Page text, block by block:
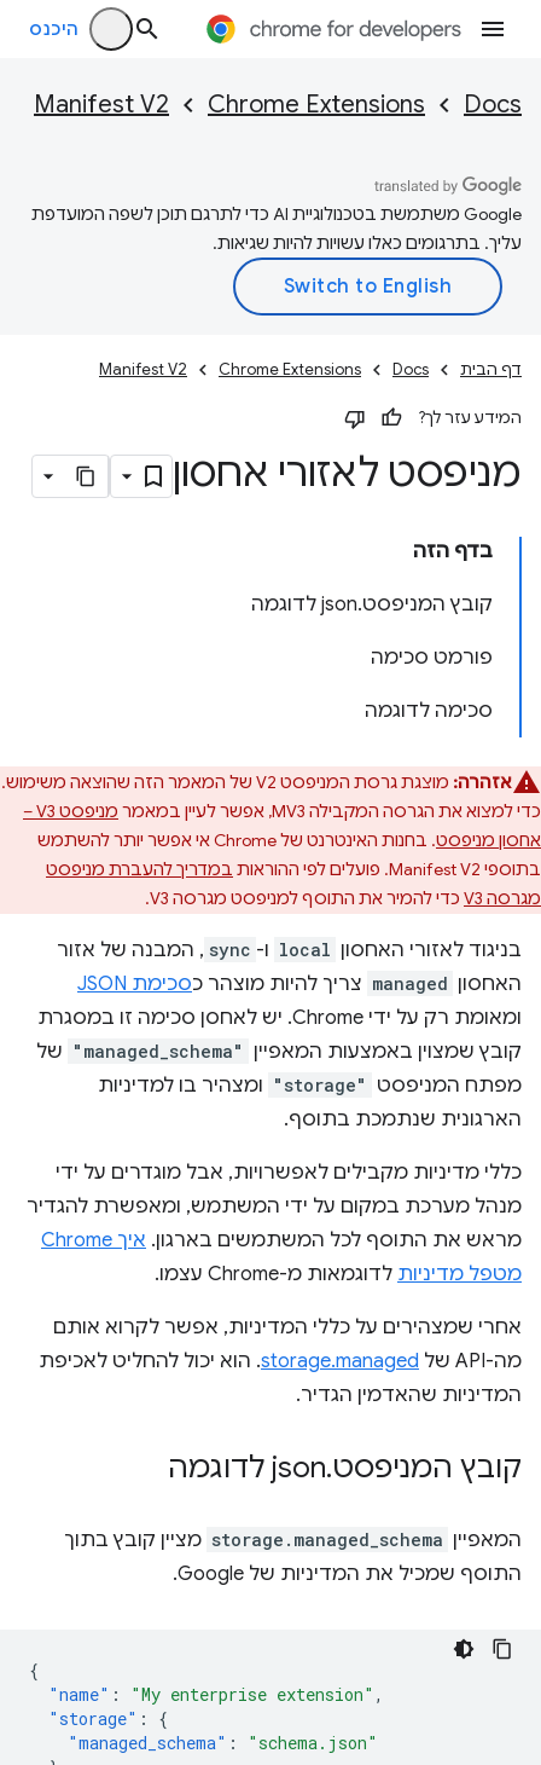
היכנס
Docs
Chrome Extensions
Manifest V2
‫Google משתמשת בטכנולוגיית AI כדי לתרגם תוכן לשפה המועדפת
עליך. בתרגומים כאלו עשויות להיות שגיאות.
דף הבית Docs
Chrome Extensions
Manifest V2
המידע עזר לך?
מניפסט לאזורי אחסון
בדף הזה
קובץ המניפסט.json לדוגמה
פורמט סכימה
סכימה לדוגמה
אזהרה:
מוצגת גרסת המניפסט V2 של המאמר הזה שהוצאה משימוש.
כדי למצוא את הגרסה המקבילה MV3, אפשר לעיין במאמר
מניפסט V3 –
אחסון מניפסט
. בחנות האינטרנט של Chrome אי אפשר יותר להשתמש
בתוספי Manifest V2. פועלים לפי ההוראות
במדריך להעברת מניפסט
מגרסה V3
כדי להמיר את התוסף למניפסט מגרסה V3.
בניגוד לאזורי האחסון local ו- sync , המבנה של אזור
האחסון managed צריך להיות מוצהר כסכימת JSON
ומאומת רק על ידי Chrome. יש לאחסן סכימה זו במסגרת
קובץ שמצוין באמצעות המאפיין
"managed_schema" של
מפתח המניפסט
"storage" ומצהיר בו למדיניות
הארגונית שנתמכת בתוסף.
כללי מדיניות מקבילים לאפשרויות, אבל מוגדרים על ידי
מנהל מערכת במקום על ידי המשתמש, ומאפשרת להגדיר
מראש את התוסף לכל המשתמשים בארגון.
איך Chrome
מטפל מדיניות לדוגמאות מ-Chrome עצמו.
אחרי שמצהירים על כללי המדיניות, אפשר לקרוא אותם
מה-API של
storage.managed. הוא יכול להחליט לאכיפת
המדיניות שהאדמין הגדיר.
קובץ המניפסט.json לדוגמה
המאפיין storage.managed_schema מציין קובץ בתוך
התוסף שמכיל את המדיניות של Google.
{
"name" : "My enterprise extension" ,
"storage" :
{
"managed_schema" :
"schema.json"